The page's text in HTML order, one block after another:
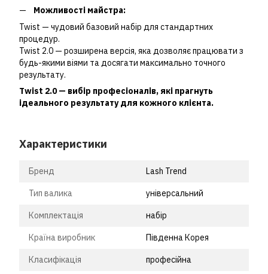
Можливості майстра:
Twist — чудовий базовий набір для стандартних
процедур.
Twist 2.0 — розширена версія, яка дозволяє працювати з
будь-якими віями та досягати максимально точного
результату.
Twist 2.0 — вибір професіоналів, які прагнуть
ідеального результату для кожного клієнта.
Характеристики
Бренд Lash Trend
Тип валика універсальний
Комплектація набір
Країна виробник Південна Корея
Класифікація професійна